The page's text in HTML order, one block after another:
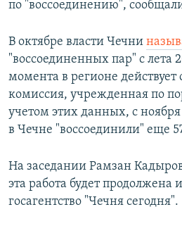
по "воссоединению",
В октябре власти Чечни
"воссоединенных пар" с лета
момента в регионе действует
комиссия, учрежденная по
учетом этих данных, с
в Чечне "воссоединили" еще
На заседании Рамзан
эта работа будет продолжена
госагентство "Чечня сегодня".